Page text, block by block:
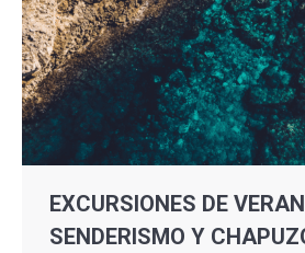
EXCURSIONES DE
SENDERISMO Y